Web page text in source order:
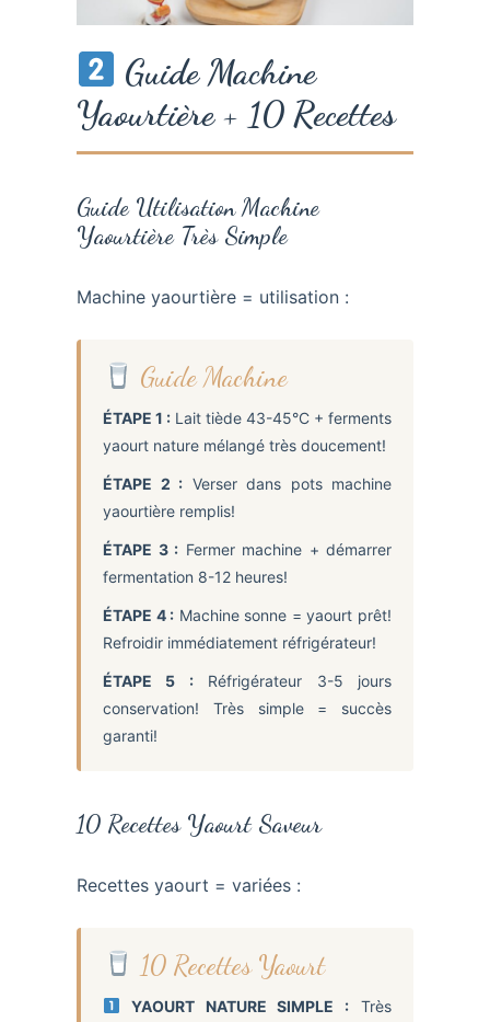
Guide Machine
Yaourtière + 10 Recettes
Guide Utilisation Machine
Yaourtière Très Simple
Machine yaourtière = utilisation :
Guide Machine
ÉTAPE 1 : Lait tiède 43-45°C + ferments
yaourt nature mélangé très doucement!
ÉTAPE 2 : Verser dans pots machine
yaourtière remplis!
ÉTAPE 3 : Fermer machine + démarrer
fermentation 8-12 heures!
ÉTAPE 4 : Machine sonne = yaourt prêt!
Refroidir immédiatement réfrigérateur!
ÉTAPE 5 :Réfrigérateur 3-5 jours
conservation! Très simple = succès
garanti!
10 Recettes Yaourt Saveur
Recettes yaourt = variées :
10 Recettes Yaourt
YAOURT NATURE SIMPLE : Très